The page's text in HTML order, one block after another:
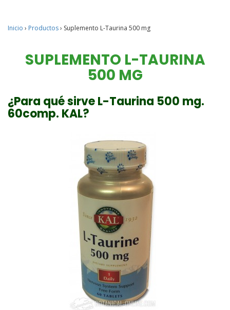
Inicio › Productos› Suplemento L-Taurina 500 mg
SUPLEMENTO L-TAURINA
500 MG
¿Para qué sirve L-Taurina 500 mg.
60comp. KAL?